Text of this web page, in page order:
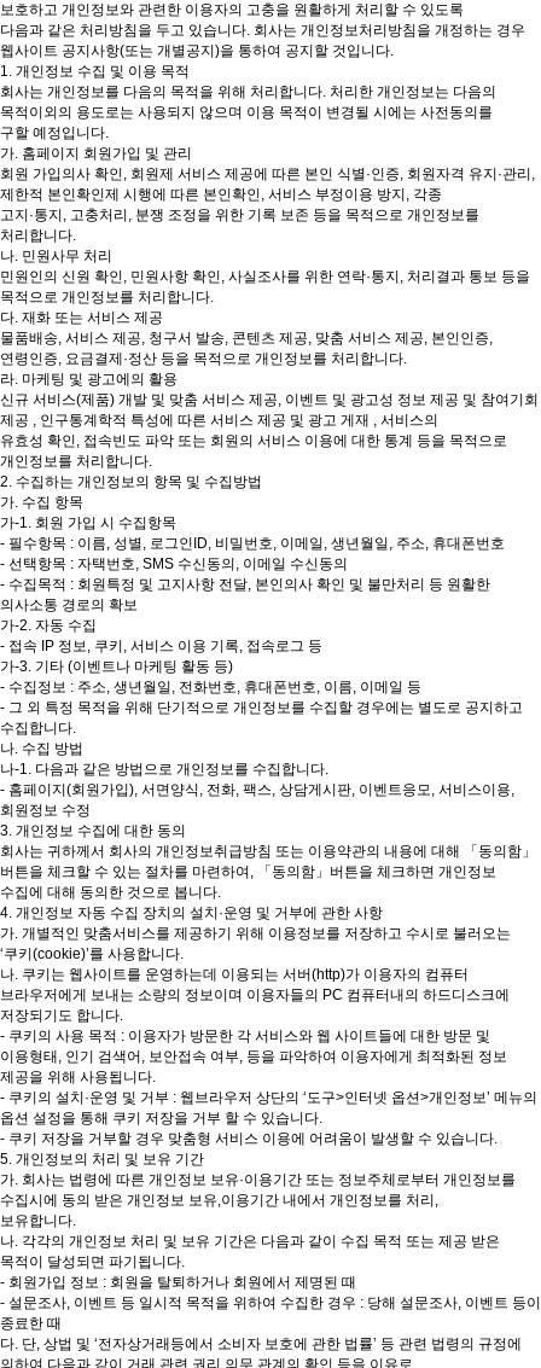
보호하고 개인정보와 관련한 이용자의 고충을 원활하게 처리할 수 있도록
다음과 같은 처리방침을 두고 있습니다. 회사는 개인정보처리방침을 개정하는 경우
웹사이트 공지사항(또는 개별공지)을 통하여 공지할 것입니다.
1. 개인정보 수집 및 이용 목적
회사는 개인정보를 다음의 목적을 위해 처리합니다. 처리한 개인정보는 다음의
목적이외의 용도로는 사용되지 않으며 이용 목적이 변경될 시에는 사전동의를
구할 예정입니다.
가. 홈페이지 회원가입 및 관리
회원 가입의사 확인, 회원제 서비스 제공에 따른 본인 식별·인증, 회원자격 유지·관리,
제한적 본인확인제 시행에 따른 본인확인, 서비스 부정이용 방지, 각종
고지·통지, 고충처리, 분쟁 조정을 위한 기록 보존 등을 목적으로 개인정보를
처리합니다.
나. 민원사무 처리
민원인의 신원 확인, 민원사항 확인, 사실조사를 위한 연락·통지, 처리결과 통보 등을
목적으로 개인정보를 처리합니다.
다. 재화 또는 서비스 제공
물품배송, 서비스 제공, 청구서 발송, 콘텐츠 제공, 맞춤 서비스 제공, 본인인증,
연령인증, 요금결제·정산 등을 목적으로 개인정보를 처리합니다.
라. 마케팅 및 광고에의 활용
신규 서비스(제품) 개발 및 맞춤 서비스 제공, 이벤트 및 광고성 정보 제공 및 참여기회
제공 , 인구통계학적 특성에 따른 서비스 제공 및 광고 게재 , 서비스의
유효성 확인, 접속빈도 파악 또는 회원의 서비스 이용에 대한 통계 등을 목적으로
개인정보를 처리합니다.
2. 수집하는 개인정보의 항목 및 수집방법
가. 수집 항목
가-1. 회원 가입 시 수집항목
- 필수항목 : 이름, 성별, 로그인ID, 비밀번호, 이메일, 생년월일, 주소, 휴대폰번호
- 선택항목 : 자택번호, SMS 수신동의, 이메일 수신동의
- 수집목적 : 회원특정 및 고지사항 전달, 본인의사 확인 및 불만처리 등 원활한
의사소통 경로의 확보
가-2. 자동 수집
- 접속 IP 정보, 쿠키, 서비스 이용 기록, 접속로그 등
가-3. 기타 (이벤트나 마케팅 활동 등)
- 수집정보 : 주소, 생년월일, 전화번호, 휴대폰번호, 이름, 이메일 등
- 그 외 특정 목적을 위해 단기적으로 개인정보를 수집할 경우에는 별도로 공지하고
수집합니다.
나. 수집 방법
나-1. 다음과 같은 방법으로 개인정보를 수집합니다.
- 홈페이지(회원가입), 서면양식, 전화, 팩스, 상담게시판, 이벤트응모, 서비스이용,
회원정보 수정
3. 개인정보 수집에 대한 동의
회사는 귀하께서 회사의 개인정보취급방침 또는 이용약관의 내용에 대해 「동의함」
버튼을 체크할 수 있는 절차를 마련하여, 「동의함」버튼을 체크하면 개인정보
수집에 대해 동의한 것으로 봅니다.
4. 개인정보 자동 수집 장치의 설치·운영 및 거부에 관한 사항
가. 개별적인 맞춤서비스를 제공하기 위해 이용정보를 저장하고 수시로 불러오는
‘쿠키(cookie)’를 사용합니다.
나. 쿠키는 웹사이트를 운영하는데 이용되는 서버(http)가 이용자의 컴퓨터
브라우저에게 보내는 소량의 정보이며 이용자들의 PC 컴퓨터내의 하드디스크에
저장되기도 합니다.
- 쿠키의 사용 목적 : 이용자가 방문한 각 서비스와 웹 사이트들에 대한 방문 및
이용형태, 인기 검색어, 보안접속 여부, 등을 파악하여 이용자에게 최적화된 정보
제공을 위해 사용됩니다.
- 쿠키의 설치·운영 및 거부 : 웹브라우저 상단의 ‘도구>인터넷 옵션>개인정보’ 메뉴의
옵션 설정을 통해 쿠키 저장을 거부 할 수 있습니다.
- 쿠키 저장을 거부할 경우 맞춤형 서비스 이용에 어려움이 발생할 수 있습니다.
5. 개인정보의 처리 및 보유 기간
가. 회사는 법령에 따른 개인정보 보유·이용기간 또는 정보주체로부터 개인정보를
수집시에 동의 받은 개인정보 보유,이용기간 내에서 개인정보를 처리,
보유합니다.
나. 각각의 개인정보 처리 및 보유 기간은 다음과 같이 수집 목적 또는 제공 받은
목적이 달성되면 파기됩니다.
- 회원가입 정보 : 회원을 탈퇴하거나 회원에서 제명된 때
- 설문조사, 이벤트 등 일시적 목적을 위하여 수집한 경우 : 당해 설문조사, 이벤트 등이
종료한 때
다. 단, 상법 및 ‘전자상거래등에서 소비자 보호에 관한 법률’ 등 관련 법령의 규정에
의하여 다음과 같이 거래 관련 권리 의무 관계의 확인 등을 이유로